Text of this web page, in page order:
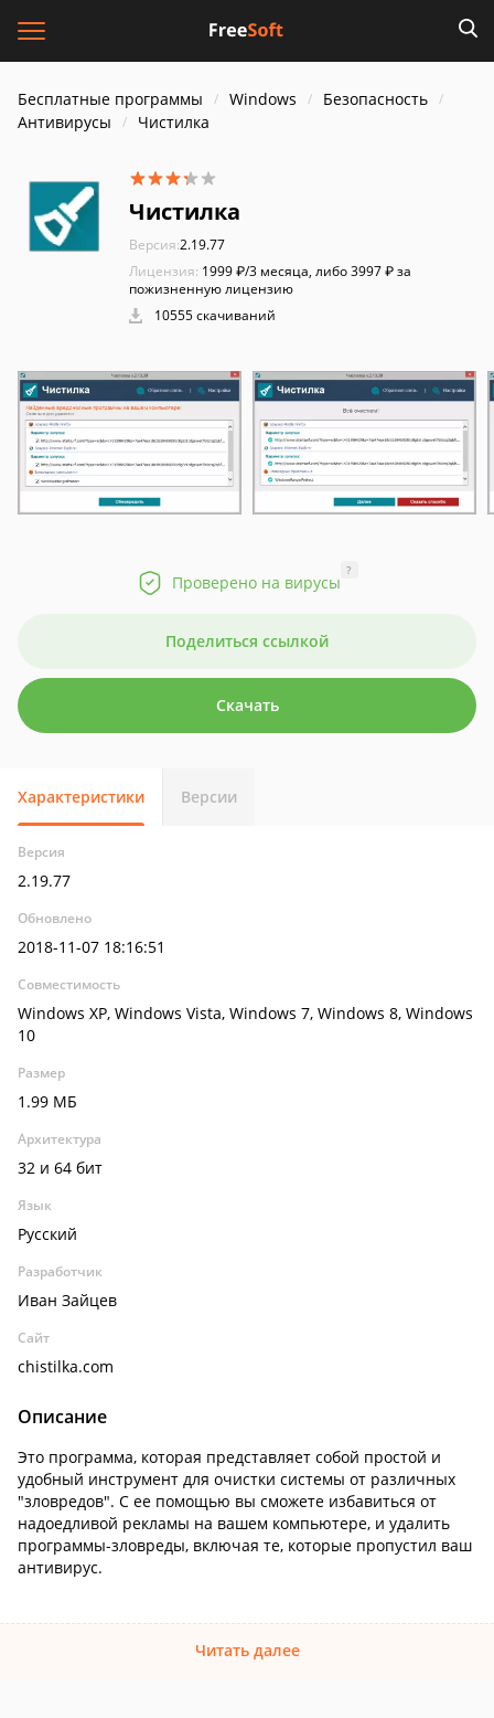
Бесплатные программы Windows
Безопасность
Антивирусы
Чистилка
Чистилка
Версия:2.19.77
Лицензия: 1999 ₽/3 месяца, либо 3997 ₽ за
пожизненную лицензию
10555 скачиваний
Проверено на вирусы
?
Поделиться ссылкой
Скачать
Характеристики Версии
Версия
2.19.77
Обновлено
2018-11-07 18:16:51
Совместимость
Windows XP, Windows Vista, Windows 7, Windows 8, Windows
10
Размер
1.99 МБ
Архитектура
32 и 64 бит
Язык
Русский
Разработчик
Иван Зайцев
Сайт
chistilka.com
Описание
Это программа, которая представляет собой простой и
удобный инструмент для очистки системы от различных
"зловредов". С ее помощью вы сможете избавиться от
надоедливой рекламы на вашем компьютере, и удалить
программы-зловреды, включая те, которые пропустил ваш
антивирус.
Читать далее